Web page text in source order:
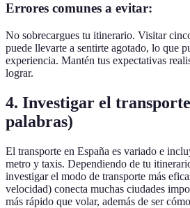
Errores comunes a evitar:
No sobrecargues tu itinerario. Visitar
puede llevarte a sentirte agotado, lo que
experiencia. Mantén tus expectativas
lograr.
4. Investigar el
palabras)
El transporte en España es variado e
metro y taxis. Dependiendo de tu
investigar el modo de transporte más
velocidad) conecta muchas ciudades
más rápido que volar, además de ser